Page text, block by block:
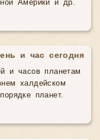
Америки и др.
и час сегодня
и часов планетам
халдейском
планет.